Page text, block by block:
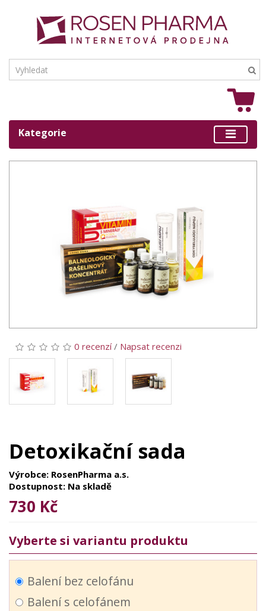
Kategorie
0 recenzí/ Napsat recenzi
Detoxikační sada
Výrobce: RosenPharma a.s.
Dostupnost: Na skladě
730 Kč
Vyberte si variantu produktu
Balení bez celofánu
Balení s celofánem